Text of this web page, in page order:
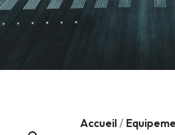
Accueil/